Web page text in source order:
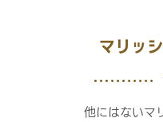
マリッ
他にはないマ